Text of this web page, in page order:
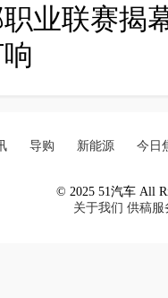
业联赛揭
导购 新能源 今日
© 2025 51汽车 All
关于我们 供稿服